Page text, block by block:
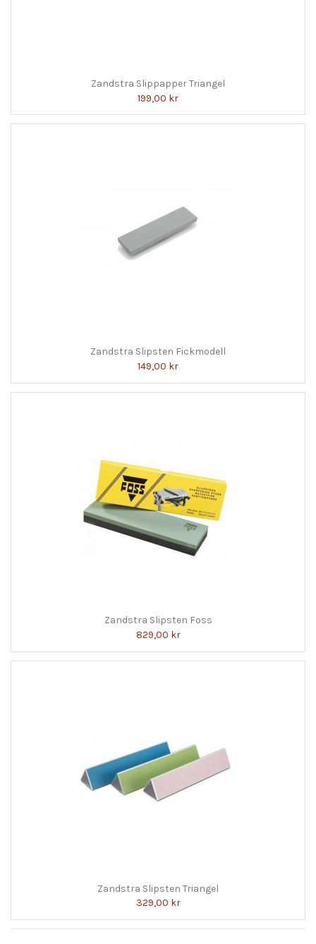
Zandstra Slippapper Triangel
199,00 kr
Zandstra Slipsten Fickmodell
149,00 kr
Zandstra Slipsten Foss
829,00 kr
Zandstra Slipsten Triangel
329,00 kr